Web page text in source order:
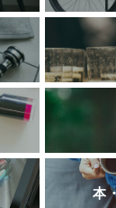
本